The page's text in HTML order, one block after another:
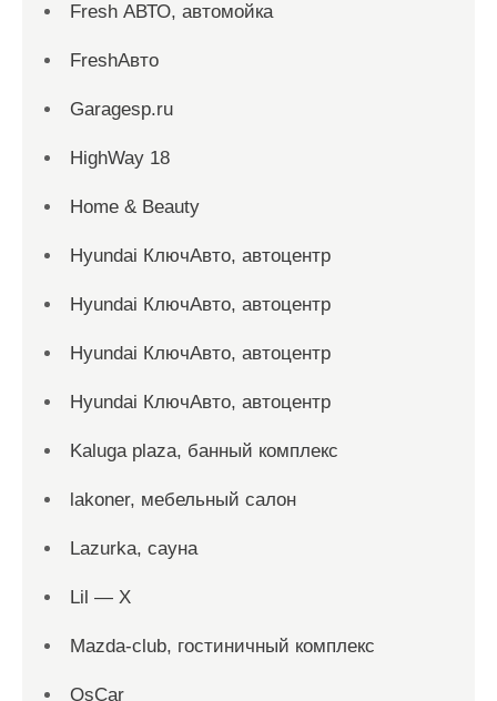
Fresh АВТО, автомойка
FreshАвто
Garagesp.ru
HighWay 18
Home & Beauty
Hyundai КлючАвто, автоцентр
Hyundai КлючАвто, автоцентр
Hyundai КлючАвто, автоцентр
Hyundai КлючАвто, автоцентр
Kaluga plaza, банный комплекс
lakoner, мебельный салон
Lazurka, сауна
Lil — X
Mazda-club, гостиничный комплекс
OsCar